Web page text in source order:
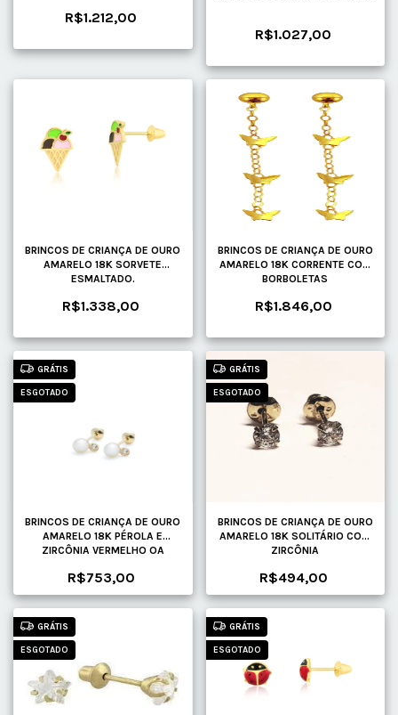
R$1.212,00
R$1.027,00
BRINCOS DE CRIANÇA DE OURO
AMARELO 18K SORVETE
ESMALTADO.
R$1.338,00
BRINCOS DE CRIANÇA DE OURO
AMARELO 18K CORRENTE COM
BORBOLETAS
R$1.846,00
GRÁTIS
ESGOTADO
BRINCOS DE CRIANÇA DE OURO
AMARELO 18K PÉROLA E
ZIRCÔNIA VERMELHO OA
R$753,00
GRÁTIS
ESGOTADO
BRINCOS DE CRIANÇA DE OURO
AMARELO 18K SOLITÁRIO COM
ZIRCÔNIA
R$494,00
GRÁTIS
ESGOTADO
GRÁTIS
ESGOTADO